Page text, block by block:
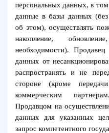
персональных данных, в
данные в базы данных (без
об этом), осуществлять
накопление,
необходимости). Продавец
данных от
распространять и не
стороне (кроме
коммерческим
Продавцом на
данных для указанных
запрос компетентного